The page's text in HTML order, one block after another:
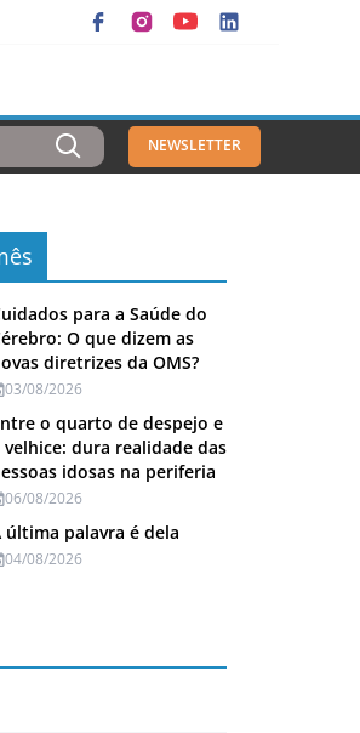
NEWSLETTER
para a Saúde do
O que dizem as
diretrizes da OMS?
03/08/2026
o quarto de despejo e
velhice: dura realidade das
idosas na periferia
06/08/2026
última palavra é dela
04/08/2026